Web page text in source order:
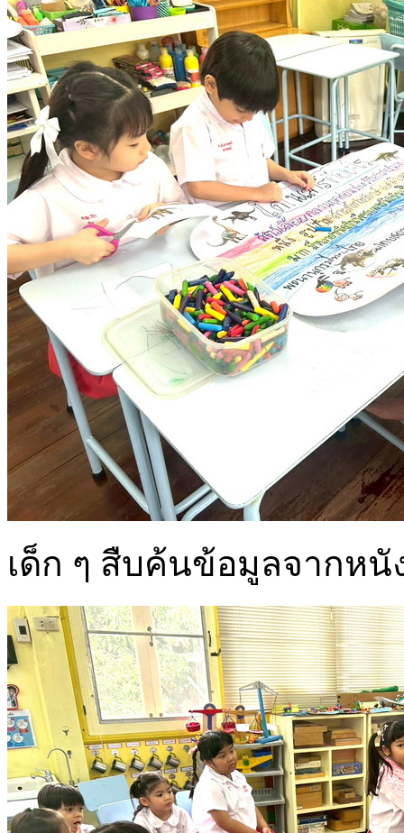
เด็ก ๆ สืบค้นข้อมูลจากหนั